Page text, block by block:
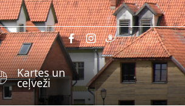
Kartes un
ceļveži